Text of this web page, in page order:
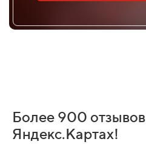
Более 900 отзывов
Яндекс.Картах!